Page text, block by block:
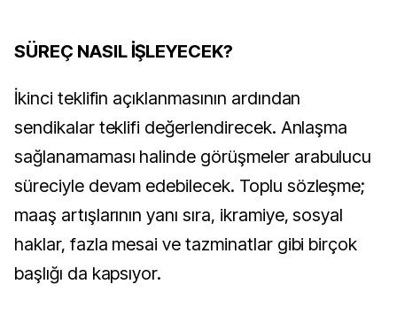
SÜREÇ NASIL İŞLEYECEK?
İkinci teklifin açıklanmasının ardından
sendikalar teklifi değerlendirecek. Anlaşma
sağlanamaması halinde görüşmeler arabulucu
süreciyle devam edebilecek. Toplu sözleşme;
maaş artışlarının yanı sıra, ikramiye, sosyal
haklar, fazla mesai ve tazminatlar gibi birçok
başlığı da kapsıyor.